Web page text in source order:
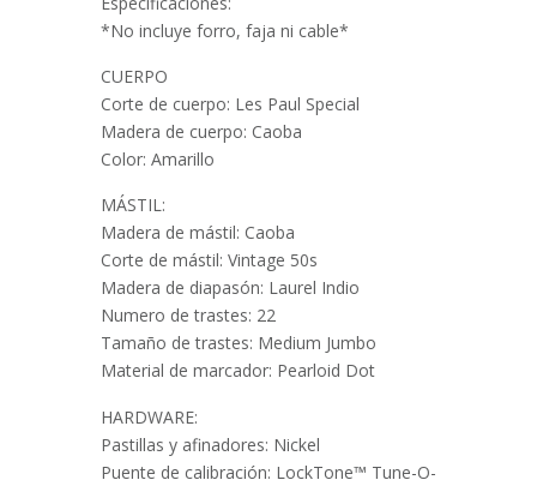
*No incluye forro, faja ni cable*
CUERPO
Corte de cuerpo: Les Paul Special
Madera de cuerpo: Caoba
Color: Amarillo
MÁSTIL:
Madera de mástil: Caoba
Corte de mástil: Vintage 50s
Madera de diapasón: Laurel Indio
Numero de trastes: 22
Tamaño de trastes: Medium Jumbo
Material de marcador: Pearloid Dot
HARDWARE:
Pastillas y afinadores: Nickel
Puente de calibración: LockTone™ Tune-O-